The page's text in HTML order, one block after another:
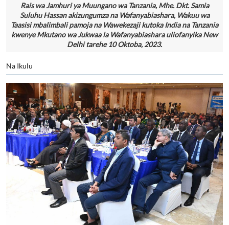
Rais wa Jamhuri ya Muungano wa Tanzania, Mhe. Dkt. Samia
Suluhu Hassan akizungumza na Wafanyabiashara, Wakuu wa
Taasisi mbalimbali pamoja na Wawekezaji kutoka India na Tanzania
kwenye Mkutano wa Jukwaa la Wafanyabiashara uliofanyika New
Delhi tarehe 10 Oktoba, 2023.
Na Ikulu